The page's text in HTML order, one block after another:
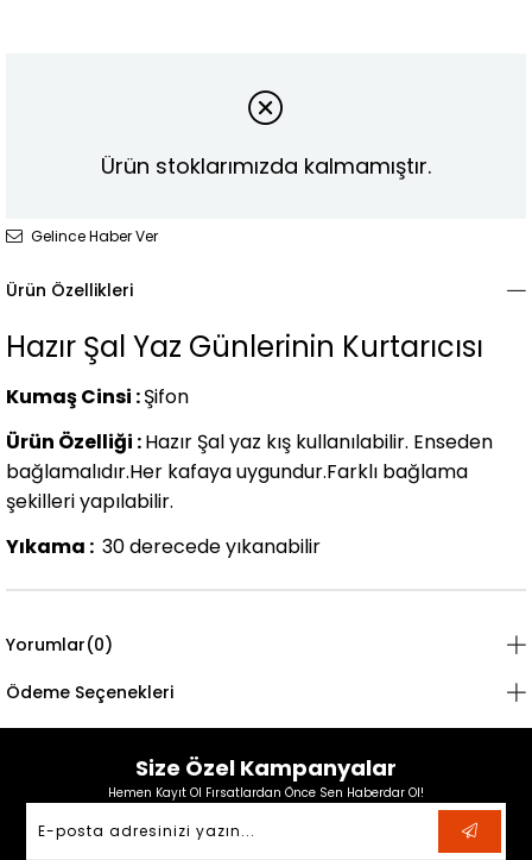
Ürün stoklarımızda kalmamıştır.
Gelince Haber Ver
Ürün Özellikleri
Hazır Şal Yaz Günlerinin Kurtarıcısı
Kumaş Cinsi :Şifon
Ürün Özelliği :Hazır Şal yaz kış kullanılabilir. Enseden
bağlamalıdır.Her kafaya uygundur.Farklı bağlama
şekilleri yapılabilir.
Yıkama : 30 derecede yıkanabilir
Yorumlar(0)
Ödeme Seçenekleri
Size Özel Kampanyalar
Hemen Kayıt Ol Fırsatlardan Önce Sen Haberdar Ol!